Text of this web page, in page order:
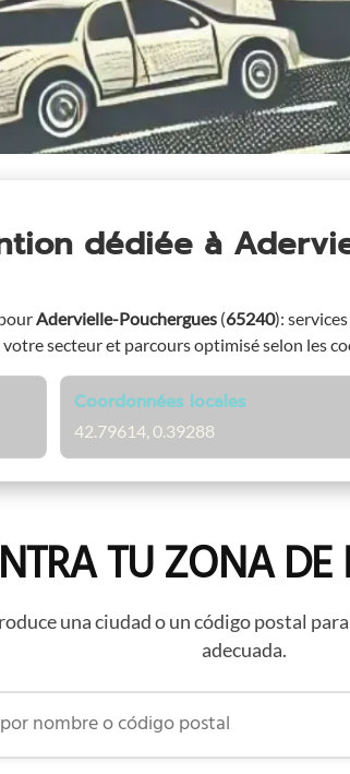
dédiée à
Adervielle-Pouchergues (65240):
votre secteur et parcours optimisé selon les
Coordonnées locales
42.79614, 0.39288
TU ZONA
una ciudad o un código postal
adecuada.
o código postal